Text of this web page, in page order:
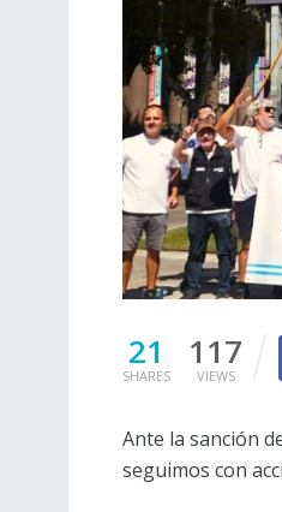
21
SHARES
117
VIEWS
Ante la sanción
seguimos con